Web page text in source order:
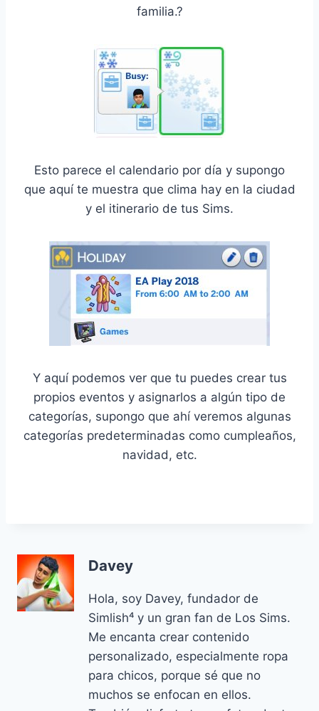
familia.?
Esto parece el calendario por día y supongo
que aquí te muestra que clima hay en la ciudad
y el itinerario de tus Sims.
Y aquí podemos ver que tu puedes crear tus
propios eventos y asignarlos a algún tipo de
categorías, supongo que ahí veremos algunas
categorías predeterminadas como cumpleaños,
navidad, etc.
Davey
Hola, soy Davey, fundador de
Simlish⁴ y un gran fan de Los Sims.
Me encanta crear contenido
personalizado, especialmente ropa
para chicos, porque sé que no
muchos se enfocan en ellos.